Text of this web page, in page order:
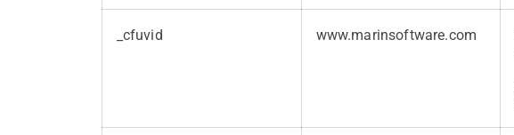
_cfuvid www.marinsoftware.com